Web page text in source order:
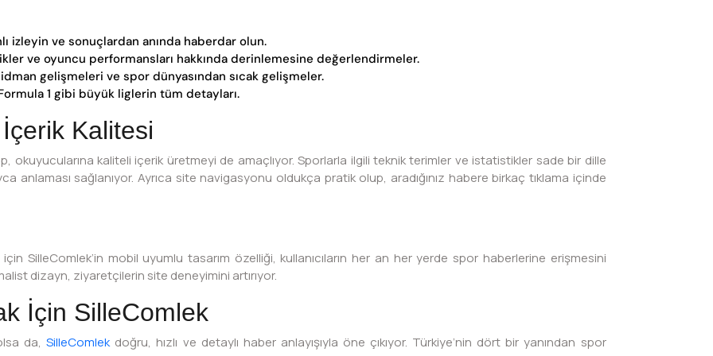
izleyin ve sonuçlardan anında haberdar olun.
ve oyuncu performansları hakkında derinlemesine değerlendirmeler.
gelişmeleri ve spor dünyasından sıcak gelişmeler.
1 gibi büyük liglerin tüm detayları.
Kalitesi
okuyucularına kaliteli içerik üretmeyi de amaçlıyor. Sporlarla ilgili teknik terimler ve istatistikler sade bir dille
anlaması sağlanıyor. Ayrıca site navigasyonu oldukça pratik olup, aradığınız habere birkaç tıklama içinde
için SilleComlek’in mobil uyumlu tasarım özelliği, kullanıcıların her an her yerde spor haberlerine erişmesini
dizayn, ziyaretçilerin site deneyimini artırıyor.
İçin SilleComlek
da,SilleComlekdoğru, hızlı ve detaylı haber anlayışıyla öne çıkıyor. Türkiye’nin dört bir yanından spor